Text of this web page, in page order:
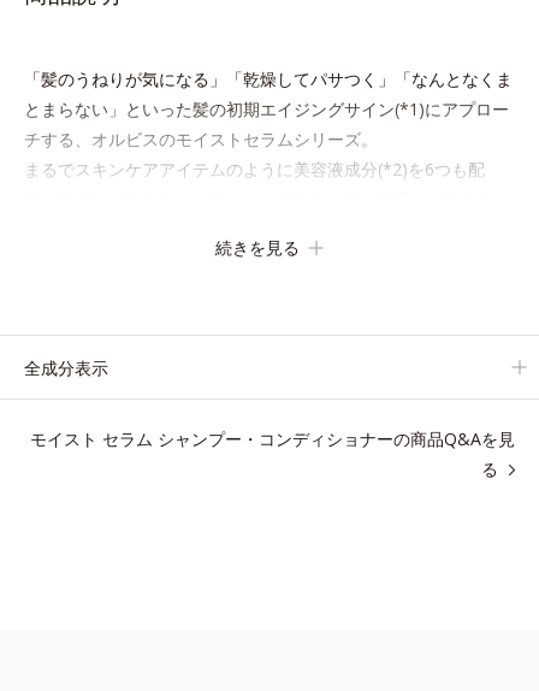
「髪のうねりが気になる」「乾燥してパサつく」「なんとなくま
とまらない」といった髪の初期エイジングサイン(*1)にアプロー
チする、オルビスのモイストセラムシリーズ。
まるでスキンケアアイテムのように美容液成分(*2)を6つも配
さらにうるおいを行き渡らせる浸透力と、うるおいをキープする
りで、バスルームがここちよいリラックス空間に。
*1 うねり、パサつき
続きを見る
全成分表示
モイスト セラム シャンプー・コンディショナーの商品Q&Aを見
る